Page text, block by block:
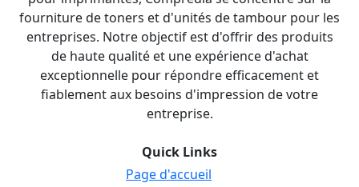
fourniture de toners et d'unités de tambour pour les
entreprises. Notre objectif est d'offrir des produits
de haute qualité et une expérience d'achat
exceptionnelle pour répondre efficacement et
fiablement aux besoins d'impression de votre
entreprise.
Quick Links
Page d'accueil